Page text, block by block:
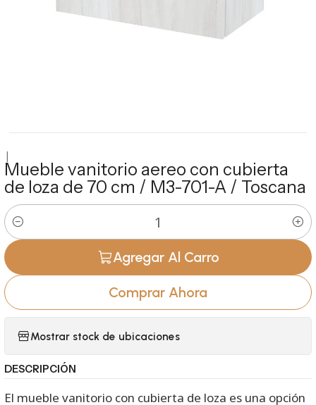
|
Mueble vanitorio aereo con cubierta
de loza de 70 cm / M3-701-A / Toscana
Cantidad
Agregar Al Carro
Comprar Ahora
Mostrar stock de ubicaciones
DESCRIPCIÓN
El mueble vanitorio con cubierta de loza es una opción